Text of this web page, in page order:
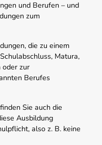
und Berufen – und
zum
die zu einem
Matura,
oder zur
Berufes
Sie auch die
Ausbildung
also z. B. keine